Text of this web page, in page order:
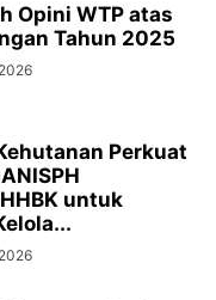
Opini WTP atas
Tahun 2025
Perkuat
untuk